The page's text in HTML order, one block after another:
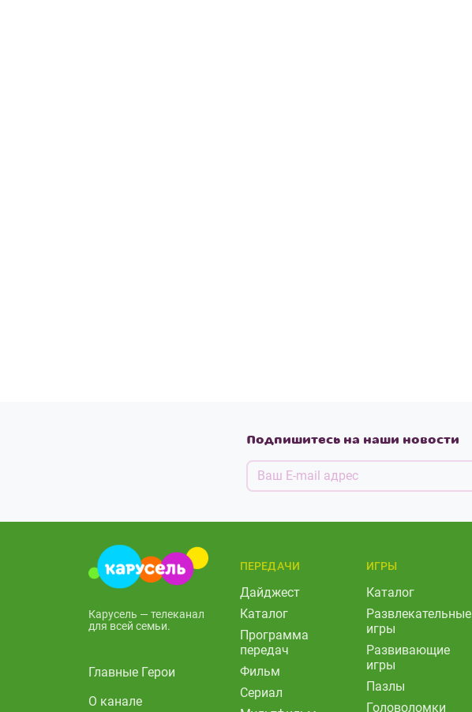
Подпишитесь на наши новости
Карусель — телеканал
для всей семьи.
Главные Герои
О канале
ПЕРЕДАЧИ
Дайджест
Каталог
Программа
передач
Фильм
Сериал
ИГРЫ
Каталог
Развлекательные
игры
Развивающие
игры
Пазлы
Головоломки